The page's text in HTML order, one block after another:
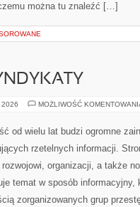
można tu znaleźć […]
2026 MOŻLIWOŚĆ
od wielu lat budzi ogromne
rzetelnych informacji.
organizacji, a także
temat w sposób informacyjny,
zorganizowanych grup